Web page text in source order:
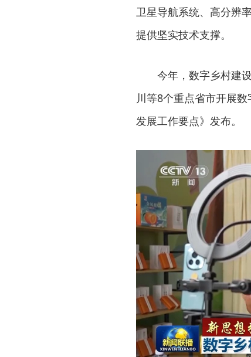
卫星导航系统、高分辨
提供坚实技术支撑。
今年，数字乡村建设
川等8个重点省市开展
发展工作要点》发布。